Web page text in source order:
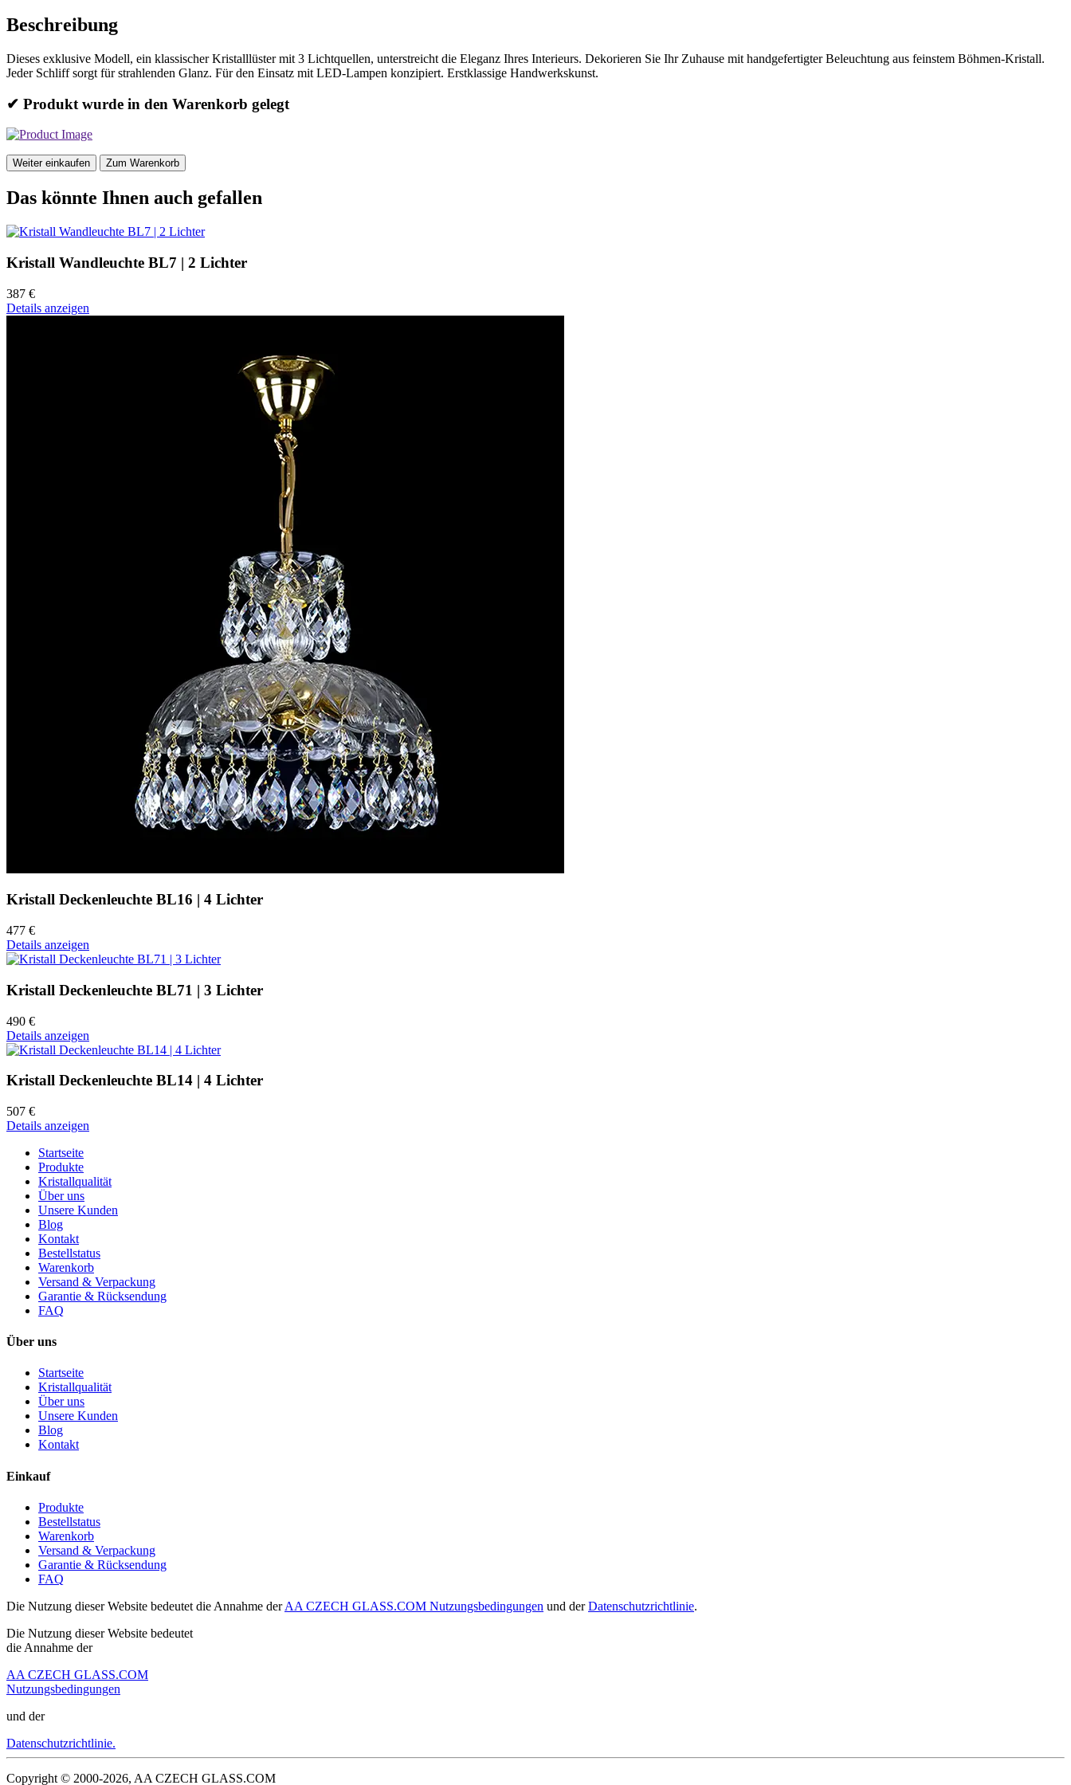
Beschreibung
Dieses exklusive Modell, ein klassischer Kristalllüster mit 3 Lichtquellen, unterstreicht die Eleganz Ihres Interieurs. Dekorieren Sie Ihr Zuhause mit handgefertigter Beleuchtung aus feinstem Böhmen-Kristall.
Jeder Schliff sorgt für strahlenden Glanz. Für den Einsatz mit LED-Lampen konzipiert. Erstklassige Handwerkskunst.
✔ Produkt wurde in den Warenkorb gelegt
Weiter einkaufen Zum Warenkorb
Das könnte Ihnen auch gefallen
Kristall Wandleuchte BL7 | 2 Lichter
387 €
Details anzeigen
Kristall Deckenleuchte BL16 | 4 Lichter
477 €
Details anzeigen
Kristall Deckenleuchte BL71 | 3 Lichter
490 €
Details anzeigen
Kristall Deckenleuchte BL14 | 4 Lichter
507 €
Details anzeigen
Startseite
Produkte
Kristallqualität
Über uns
Unsere Kunden
Blog
Kontakt
Bestellstatus
Warenkorb
Versand & Verpackung
Garantie & Rücksendung
FAQ
Über uns
Startseite
Kristallqualität
Über uns
Unsere Kunden
Blog
Kontakt
Einkauf
Produkte
Bestellstatus
Warenkorb
Versand & Verpackung
Garantie & Rücksendung
FAQ
Die Nutzung dieser Website bedeutet die Annahme derAA CZECH GLASS.COM Nutzungsbedingungen und derDatenschutzrichtlinie.
Die Nutzung dieser Website bedeutet
die Annahme der
AA CZECH GLASS.COM
Nutzungsbedingungen
und der
Datenschutzrichtlinie.
Copyright © 2000-2026, AA CZECH GLASS.COM